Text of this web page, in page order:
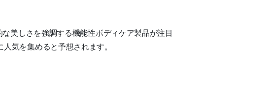
美しさを強調する機能性ボディケア製品が注目
気を集めると予想されます。